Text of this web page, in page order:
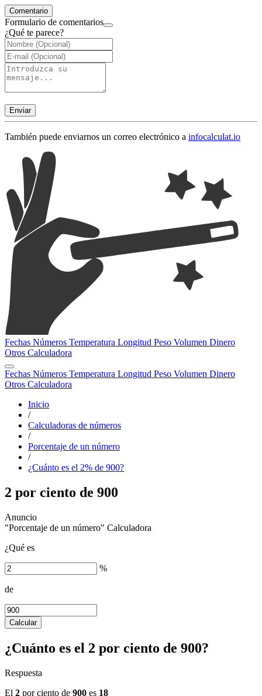
Comentario
Formulario de comentarios
¿Qué te parece?
Enviar
También puede enviarnos un correo electrónico a infocalculat.io
Fechas Números Temperatura Longitud Peso Volumen Dinero
Otros Calculadora
Fechas Números Temperatura Longitud Peso Volumen Dinero
Otros Calculadora
Inicio
/
Calculadoras de números
/
Porcentaje de un número
/
¿Cuánto es el 2% de 900?
2 por ciento de 900
"Porcentaje de un número" Calculadora
¿Qué es
%
de
Calcular
¿Cuánto es el 2 por ciento de 900?
Respuesta
El 2 por ciento de 900 es 18